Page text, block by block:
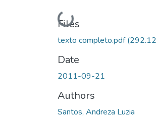
Loading...
Files
texto completo.pdf
Date
2011-09-21
Authors
Santos, Andreza Luzia